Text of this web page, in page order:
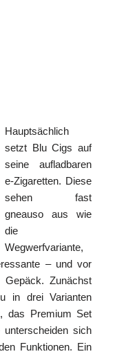
Hauptsächlich
setzt Blu Cigs auf
seine aufladbaren
e-Zigaretten. Diese
sehen fast
gneauso aus wie
die
Wegwerfvariante,
– und vor
Zunächst
in drei Varianten
das Premium Set
sich
Funktionen. Ein